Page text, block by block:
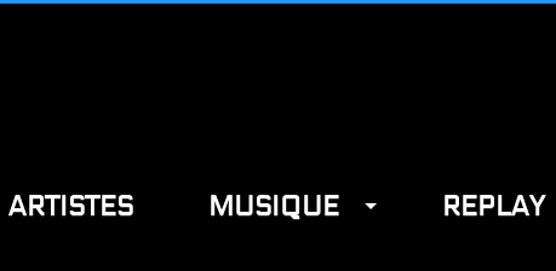
ARTISTES MUSIQUE REPLAY